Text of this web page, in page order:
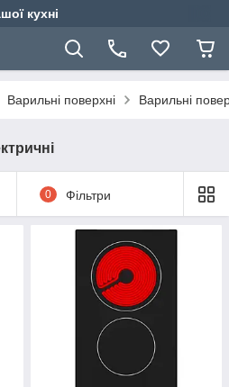
кухні
Варильні поверхні Варильні
0 Фільтри